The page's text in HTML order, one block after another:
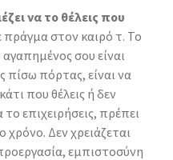
να το θέλεις που
πράγμα στον καιρό τ. Το
σου είναι
πίσω πόρτας, είναι να
που θέλεις ή δεν
το επιχειρήσεις, πρέπει
Δεν χρειάζεται
εμπιστοσύνη